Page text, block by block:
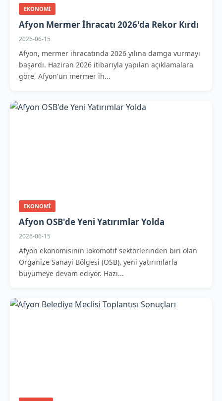
EKONOMI
Afyon Mermer İhracatı 2026'da Rekor Kırdı
2026-06-15
Afyon, mermer ihracatında 2026 yılına damga vurmayı
başardı. Haziran 2026 itibarıyla yapılan açıklamalara
göre, Afyon'un mermer ih...
EKONOMI
Afyon OSB'de Yeni Yatırımlar Yolda
2026-06-15
Afyon ekonomisinin lokomotif sektörlerinden biri olan
Organize Sanayi Bölgesi (OSB), yeni yatırımlarla
büyümeye devam ediyor. Hazi...